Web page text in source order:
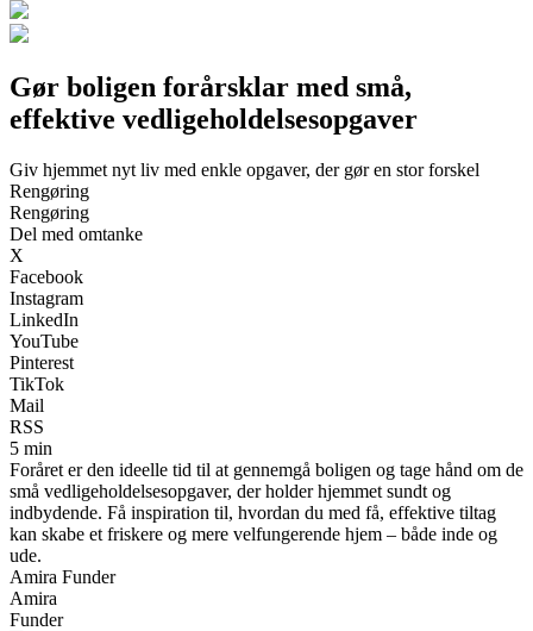
Gør boligen forårsklar med små,
effektive vedligeholdelsesopgaver
Giv hjemmet nyt liv med enkle opgaver, der gør en stor forskel
Rengøring
Rengøring
Del med omtanke
X
Facebook
Instagram
LinkedIn
YouTube
Pinterest
TikTok
Mail
RSS
5 min
Foråret er den ideelle tid til at gennemgå boligen og tage hånd om de
små vedligeholdelsesopgaver, der holder hjemmet sundt og
indbydende. Få inspiration til, hvordan du med få, effektive tiltag
kan skabe et friskere og mere velfungerende hjem – både inde og
ude.
Amira Funder
Amira
Funder